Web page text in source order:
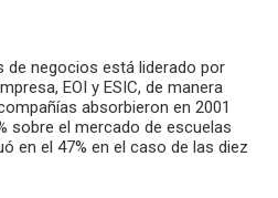
de negocios está liderado por
EOI y ESIC, de manera
absorbieron en 2001
sobre el mercado de escuelas
en el 47% en el caso de las diez